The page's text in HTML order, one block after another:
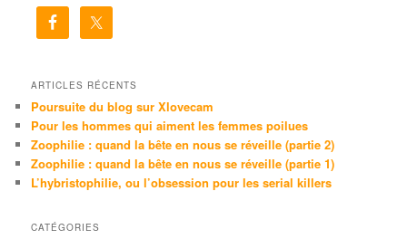
e
ARTICLES RÉCENTS
Poursuite du blog sur Xlovecam
Pour les hommes qui aiment les femmes poilues
Zoophilie : quand la bête en nous se réveille (partie 2)
Zoophilie : quand la bête en nous se réveille (partie 1)
L’hybristophilie, ou l’obsession pour les serial killers
CATÉGORIES